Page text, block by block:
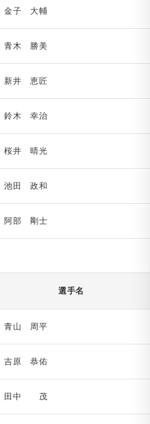
金子 大輔
青木 勝美
新井 恵匠
鈴木 幸治
桜井 晴光
池田 政和
阿部 剛士
選手名
青山 周平
吉原 恭佑
田中 茂